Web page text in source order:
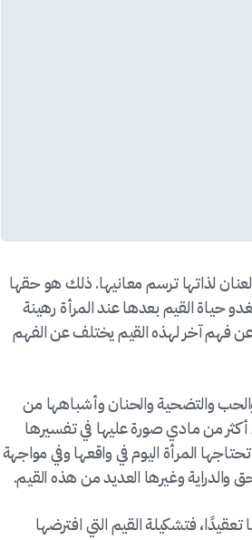
لذاتها ترسم معانيها. ذلك هو حقها
حياة القيم بعدها عند المرأة رهينة
فهم آخر لهذه القيم يختلف عن الفهم
والتضحية والحنان وأشباهها من
من مادي صورة عليها في تفسيرها
المرأة اليوم في واقعها وفي مواجهة
والدراية وغيرها العديد من هذه القيم.
فتشكيلة القيم التي افترضها